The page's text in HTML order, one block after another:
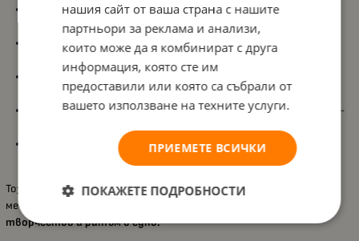
Насърчава музикалното развитие– подпомага
ритмичността, слуховото възприятие и координацията;
Развива фината моторика и двигателните умения
свирене, удряне и балансиране;
Идеален за ролеви игри и изява
създават своите първи „концерти“;
Изработен от висококачествени и безопасни материали
–
Подходящ за деца над 3 години– безопасен, занимателен и
вдъхновяващ за малки музиканти.
Този комплект е идеален за деца, които обичат музиката и
мечтаят да излязат на голямата сцена –
творчество и ритъм в едно!
нашия сайт от ваша страна с нашите
партньори за реклама и анализи,
които може да я комбинират с друга
информация, която сте им
предоставили или която са събрали от
вашето използване на техните услуги.
ПРИЕМЕТЕ ВСИЧКИ
ПОКАЖЕТЕ ПОДРОБНОСТИ